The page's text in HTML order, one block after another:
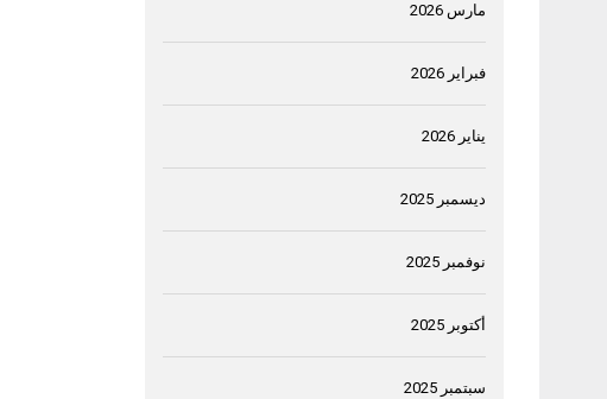
مارس 2026
فبراير 2026
يناير 2026
ديسمبر 2025
نوفمبر 2025
أكتوبر 2025
سبتمبر 2025